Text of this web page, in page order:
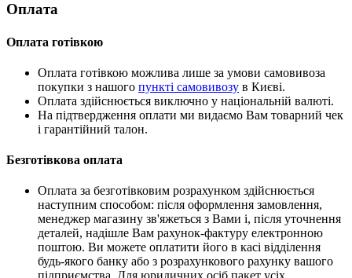
Оплата
Оплата готівкою
Оплата готівкою можлива лише за умови самовивоза
покупки з нашого пункті самовивозу в Києві.
Оплата здійснюється виключно у національній валюті.
На підтвердження оплати ми видаємо Вам товарний чек
і гарантійний талон.
Безготівкова оплата
Оплата за безготівковим розрахунком здійснюється
наступним способом: після оформлення замовлення,
менеджер магазину зв'яжеться з Вами і, після уточнення
деталей, надішле Вам рахунок-фактуру електронною
поштою. Ви можете оплатити його в касі відділення
будь-якого банку або з розрахункового рахунку вашого